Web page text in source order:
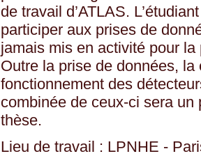
de travail d’ATLAS.
participer aux prises de
jamais mis en activité pour
Outre la prise de données, la
fonctionnement des
combinée de ceux-ci sera
thèse.
Lieu de travail : LPNHE -